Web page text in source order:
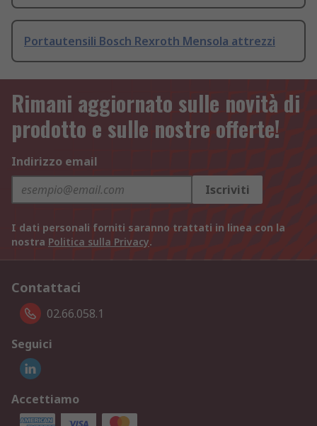
Portautensili Bosch Rexroth Mensola attrezzi
Rimani aggiornato sulle novità di
prodotto e sulle nostre offerte!
Indirizzo email
Iscriviti
I dati personali forniti saranno trattati in linea con la
nostra Politica sulla Privacy.
Contattaci
02.66.058.1
Seguici
Accettiamo